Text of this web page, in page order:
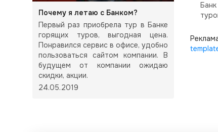
Почему я летаю с Банком?
Первый раз приобрела тур в Банке
горящих туров, выгодная цена.
Понравился сервис в офисе, удобно
пользоваться сайтом компании. В
будущем от компании ожидаю
скидки, акции.
24.05.2019